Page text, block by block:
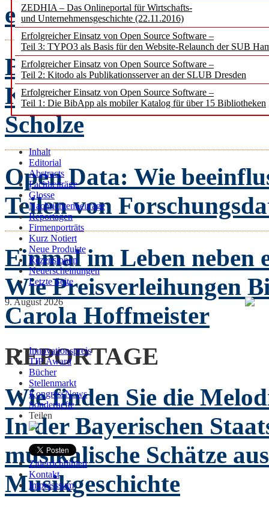
ZEDHIA – Das Onlineportal für Wirtschafts-
und Unternehmensgeschichte (22.11.2016)
Erfolgreicher Einsatz von Open Source Software –
Teil 3: TYPO3 als Basis für den Website-Relaunch der SUB
Erfolgreicher Einsatz von Open Source Software –
Teil 2: Kitodo als Publikationsserver an der SLUB Dresden
Erfolgreicher Einsatz von Open Source Software –
Teil 1: Die BibApp als mobiler Katalog für über 15 Bibliotheken
Inhalt
Editorial
Abstracts
Fachbeiträge
Glosse
Nachrichtenbeiträge
Reportagen
Firmenporträts
Kurz Notiert
Neue Produkte
Rezensionen
Neuerscheinungen
Letzte Seite
9. August 2026
Innovationspreis
TIP Award
Bücher
Stellenmarkt
KongressNews
Sonderhefte
Teilen
Zitierrichtlinien
Kontakt
Impresssum
es weiter?
Betrieb von
Komplettanbieter –
Scholze
Open Data: Wie
Teilen von
Einmal im Leben neben
Wie Preisverleihungen
Carola Hoffmeister
REPORTAGE
Wie finden Sie die
In der Bayerischen
musikalische Schätze
Musikgeschichte